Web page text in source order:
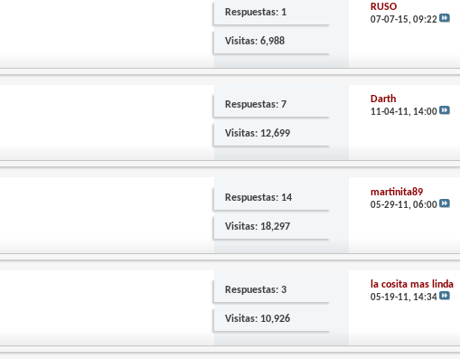
Respuestas: 1
Visitas: 6,988
RUSO
07-07-15,09:22
Respuestas: 7
Visitas: 12,699
Darth
11-04-11, 14:00
Respuestas: 14
Visitas: 18,297
martinita89
05-29-11,06:00
Respuestas: 3
Visitas: 10,926
la cosita mas linda
05-19-11, 14:34